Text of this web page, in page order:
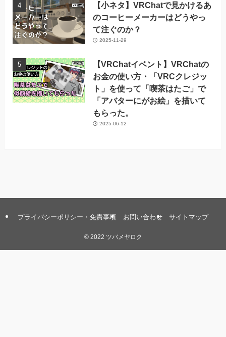
【小ネタ】VRChatで見かけるあ
のコーヒーメーカーはどうやっ
て注ぐのか？
2025-11-29
【VRChatイベント】VRChatの
お金の使い方・「VRCクレジッ
ト」を使って「喫茶はたご」で
「アバターにがお絵」を描いて
もらった。
2025-06-12
プライバシーポリシー・免責事項 お問い合わせ サイトマップ
©2022 ツバメヤロク